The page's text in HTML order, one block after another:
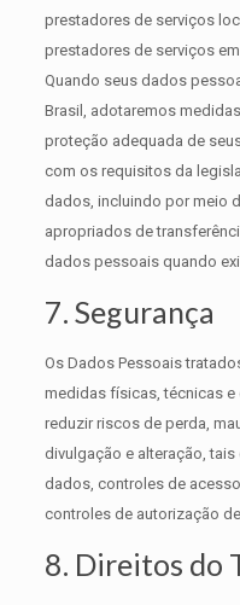
prestadores de serviços
prestadores de serviços
Quando seus dados
Brasil, adotaremos
proteção adequada de
com os requisitos da
dados, incluindo por meio
apropriados de
dados pessoais quando
7. Segurança
Os Dados Pessoais
medidas físicas, técnicas e
reduzir riscos de perda,
divulgação e alteração,
dados, controles de
controles de autorização
8. Direitos do